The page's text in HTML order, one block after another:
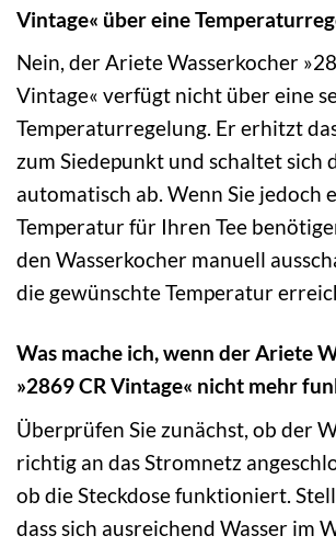
Vintage« über eine
Nein, der Ariete Wasserkocher
Vintage« verfügt nicht über eine
Temperaturregelung. Er erhitzt
zum Siedepunkt und schaltet sich
automatisch ab. Wenn Sie jedoch
Temperatur für Ihren Tee
den Wasserkocher manuell
die gewünschte Temperatur
Was mache ich, wenn der Ariete
»2869 CR Vintage« nicht mehr
Überprüfen Sie zunächst, ob der
richtig an das Stromnetz
ob die Steckdose funktioniert.
dass sich ausreichend Wasser im